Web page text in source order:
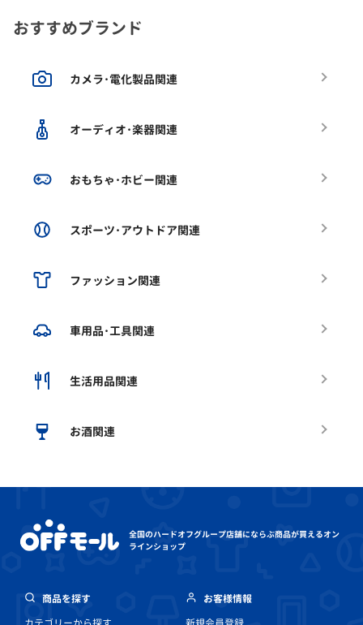
おすすめブランド
カメラ･電化製品関連
オーディオ･楽器関連
おもちゃ･ホビー関連
スポーツ･アウトドア関連
ファッション関連
車用品･工具関連
生活用品関連
お酒関連
全国のハードオフグループ店舗にならぶ商品が買えるオン
ラインショップ
商品を探す
お客様情報